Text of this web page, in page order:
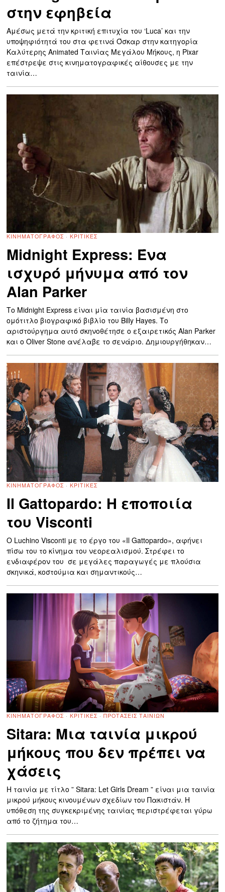
στην εφηβεία
Αμέσως μετά την κριτική επιτυχία του ‘Luca’ και την
υποψηφιότητά του στα φετινά Όσκαρ στην κατηγορία
Καλύτερης Animated Ταινίας Μεγάλου Μήκους, η Pixar
επέστρεψε στις κινηματογραφικές αίθουσες με την
ταινία…
ΚΙΝΗΜΑΤΟΓΡΆΦΟΣ · ΚΡΙΤΙΚΈΣ
Midnight Express: Ένα
ισχυρό μήνυμα από τον
Alan Parker
Το Midnight Express είναι μία ταινία βασισμένη στο
ομότιτλο βιογραφικό βιβλίο του Billy Hayes. Το
αριστούργημα αυτό σκηνοθέτησε ο εξαιρετικός Alan Parker
και ο Oliver Stone ανέλαβε το σενάριο. Δημιουργήθηκαν…
ΚΙΝΗΜΑΤΟΓΡΆΦΟΣ · ΚΡΙΤΙΚΈΣ
Il Gattopardo: Η εποποιία
του Visconti
O Luchino Visconti με το έργο του «Il Gattopardo», αφήνει
πίσω του το κίνημα του νεορεαλισμού. Στρέφει το
ενδιαφέρον του σε μεγάλες παραγωγές με πλούσια
σκηνικά, κοστούμια και σημαντικούς…
ΚΙΝΗΜΑΤΟΓΡΆΦΟΣ · ΚΡΙΤΙΚΈΣ · ΠΡΟΤΆΣΕΙΣ ΤΑΙΝΙΏΝ
Sitara: Μια ταινία μικρού
μήκους που δεν πρέπει να
χάσεις
Η ταινία με τίτλο ” Sitara: Let Girls Dream ” είναι μια ταινία
μικρού μήκους κινουμένων σχεδίων του Πακιστάν. Η
υπόθεση της συγκεκριμένης ταινίας περιστρέφεται γύρω
από το ζήτημα του…